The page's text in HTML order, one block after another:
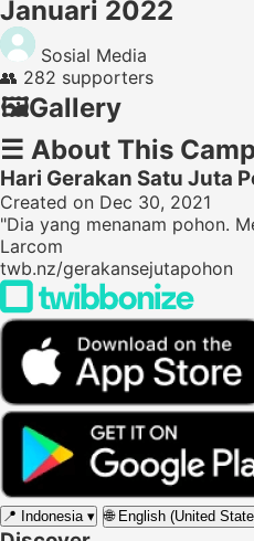
Januari 2022
Sosial Media
👥 282 supporters
🖼️Gallery
☰ About This
Hari Gerakan Satu Juta
Created on Dec 30, 2021
"Dia yang menanam pohon.
Larcom
twb.nz/gerakansejutapohon
📍 Indonesia ▾ 🌐 English (United